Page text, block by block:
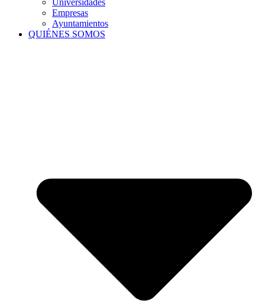
Universidades
Empresas
Ayuntamientos
QUIÉNES SOMOS